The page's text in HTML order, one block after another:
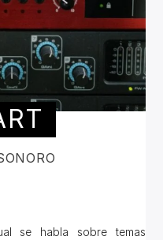
se habla sobre temas